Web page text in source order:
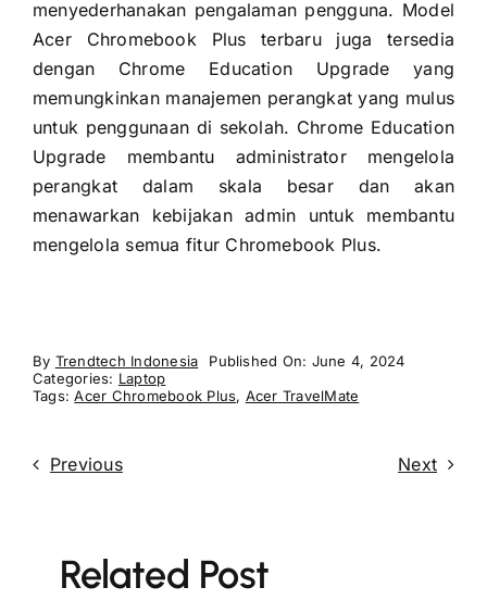
menyederhanakan pengalaman pengguna. Model
Acer Chromebook Plus terbaru juga tersedia
dengan Chrome Education Upgrade yang
memungkinkan manajemen perangkat yang mulus
untuk penggunaan di sekolah. Chrome Education
Upgrade membantu administrator mengelola
perangkat dalam skala besar dan akan
menawarkan kebijakan admin untuk membantu
mengelola semua fitur Chromebook Plus.
By Trendtech Indonesia
Published On: June 4, 2024
Categories: Laptop
Tags:Acer Chromebook Plus, Acer TravelMate
Previous Next
Related Post